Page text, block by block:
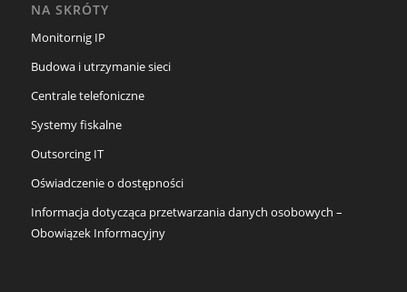
NA SKRÓTY
Monitornig IP
Budowa i utrzymanie sieci
Centrale telefoniczne
Systemy fiskalne
Outsorcing IT
Oświadczenie o dostępności
Informacja dotycząca przetwarzania danych osobowych –
Obowiązek Informacyjny